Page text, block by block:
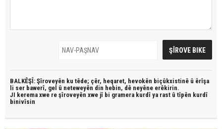
BALKÊŞÎ: Şîroveyên ku têde; çêr, heqaret, hevokên biçûkxistinê û êrîşa
li ser bawerî, gel û neteweyên din hebin, dê neyêne erêkirin.
JI kerema xwe re şîroveyên xwe jî bi gramera kurdî ya rast û tîpên kurdî
binivîsin